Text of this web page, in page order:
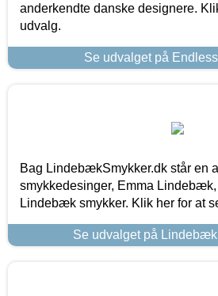
anderkendte danske designere.
udvalg.
Se udvalget på
Bag LindebækSmykker.dk står en
smykkedesinger, Emma Lindebæk,
Lindebæk smykker. Klik her for at
Se udvalget på